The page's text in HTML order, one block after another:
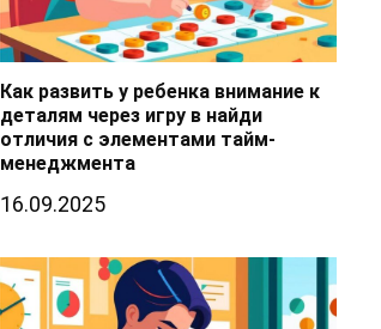
Как развить у ребенка внимание к
деталям через игру в найди
отличия с элементами тайм-
менеджмента
16.09.2025